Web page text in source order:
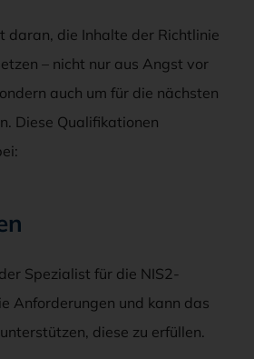
daran, die Inhalte der Richtlinie
– nicht nur aus Angst vor
auch um für die nächsten
Diese Qualifikationen
Spezialist für die NIS2-
Anforderungen und kann das
diese zu erfüllen.